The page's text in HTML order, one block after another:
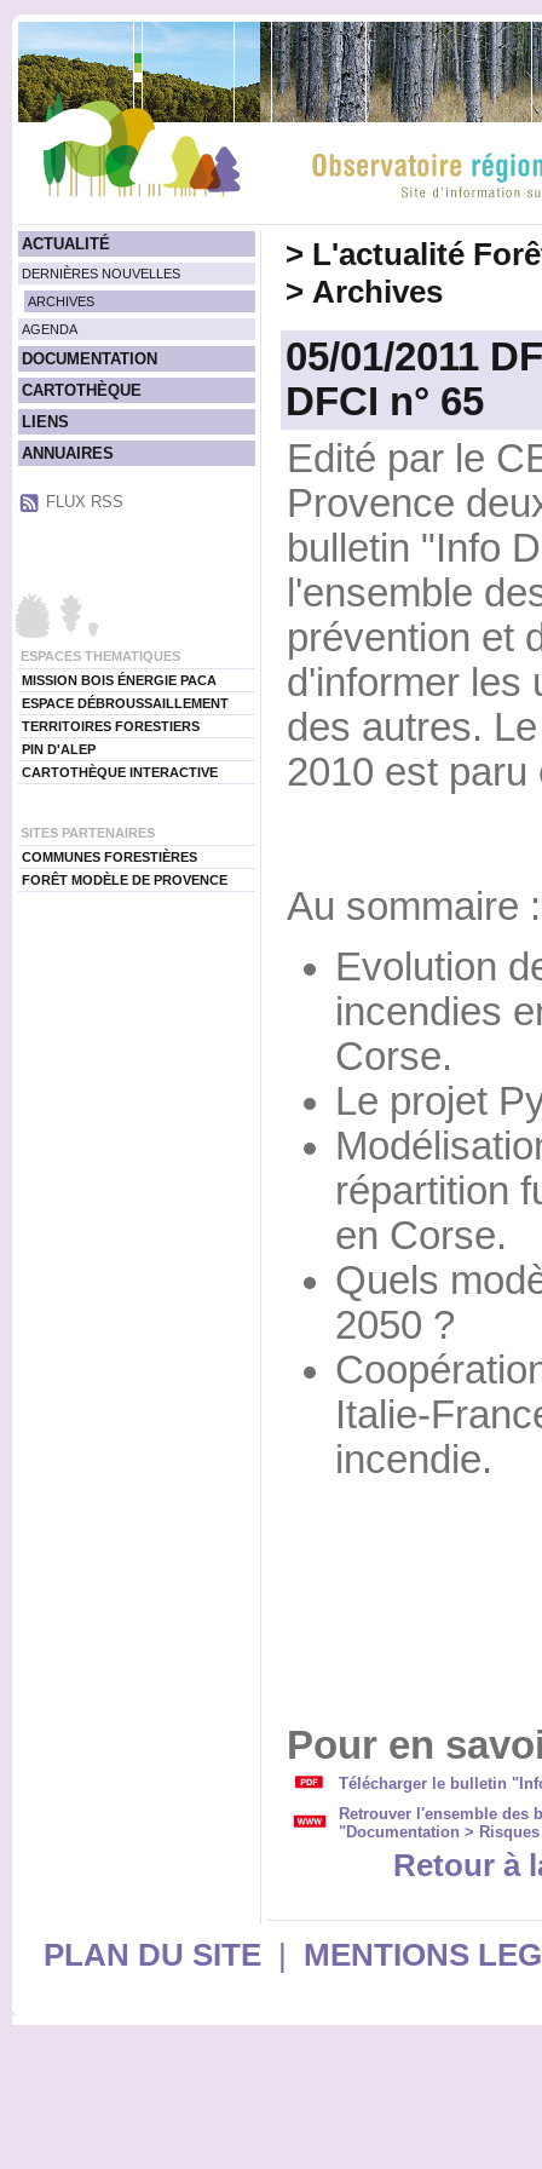
ACTUALITÉ
DERNIÈRES NOUVELLES
ARCHIVES
AGENDA
DOCUMENTATION
CARTOTHÈQUE
LIENS
ANNUAIRES
FLUX RSS
ESPACES THEMATIQUES
MISSION BOIS ÉNERGIE PACA
ESPACE DÉBROUSSAILLEMENT
TERRITOIRES FORESTIERS
PIN D'ALEP
CARTOTHÈQUE INTERACTIVE
SITES PARTENAIRES
COMMUNES FORESTIÈRES
FORÊT MODÈLE DE PROVENCE
> L'actualité
> Archives
05/01/2011
DFCI n° 65
Edité par le
Provence
bulletin "Info
l'ensemble
prévention et
d'informer les
des autres.
2010 est paru
Au sommaire :
Evolution
incendies
Corse.
Le projet
répartition
en Corse.
Quels
2050 ?
Italie-
incendie.
Pour en
Télécharger le bulletin
Retrouver l'ensemble des
"Documentation >
Retour à
PLAN DU SITE| MENTIONS